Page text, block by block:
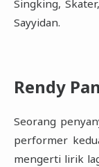
Singking,
Sayyidan. ‎
Rendy
Seorang
performer
mengerti lirik